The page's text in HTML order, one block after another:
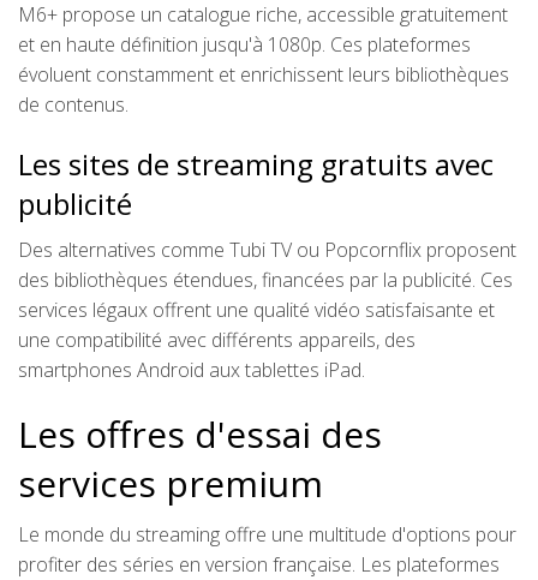
M6+ propose un catalogue riche, accessible gratuitement
et en haute définition jusqu'à 1080p. Ces plateformes
évoluent constamment et enrichissent leurs bibliothèques
de contenus.
Les sites de streaming gratuits avec
publicité
Des alternatives comme Tubi TV ou Popcornflix proposent
des bibliothèques étendues, financées par la publicité. Ces
services légaux offrent une qualité vidéo satisfaisante et
une compatibilité avec différents appareils, des
smartphones Android aux tablettes iPad.
Les offres d'essai des
services premium
Le monde du streaming offre une multitude d'options pour
profiter des séries en version française. Les plateformes